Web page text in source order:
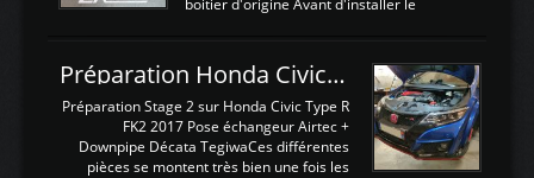
boitier d'origine Avant d'installer le
d'envoyer l'information de la large bande
dans le boitier. sydney sweeney deepfake
La sortie 0-5V de l'afr sera connectée sur
l'entrée AN Volt 8 et GndAN pour
Analogique, et Volt car l'information est une
tension (Pas une résistance variable d'un
Préparation Honda Civic Type R FK2
Préparation Stage 2 sur Honda Civic Type R
FK2 2017 Pose échangeur Airtec +
Downpipe Décata TegiwaCes différentes
pièces se montent très bien une fois les